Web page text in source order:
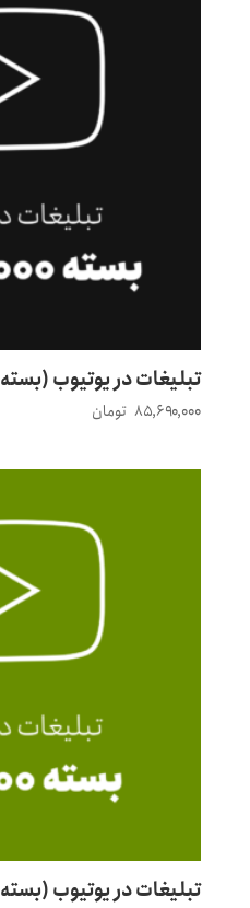
تبلیغات در یوتیوب (بسته ۲۰۰۰۰ لیری)
۸۵,۶۹۰,۰۰۰ تومان
تبلیغات در یوتیوب (بسته ۵۰۰ لیری)